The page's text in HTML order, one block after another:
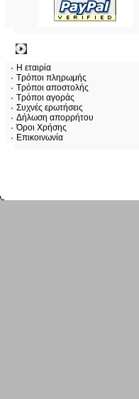
Η εταιρία
Τρόποι πληρωμής
Τρόποι αποστολής
Τρόποι αγοράς
Συχνές ερωτήσεις
Δήλωση απορρήτου
Όροι Χρήσης
Επικοινωνία